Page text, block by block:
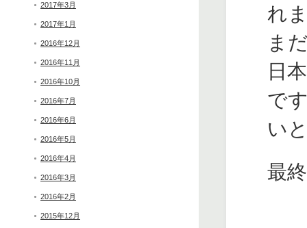
2017年3月
2017年1月
2016年12月
2016年11月
2016年10月
2016年7月
2016年6月
2016年5月
2016年4月
2016年3月
2016年2月
2015年12月
れ
ま
日
で
い
最